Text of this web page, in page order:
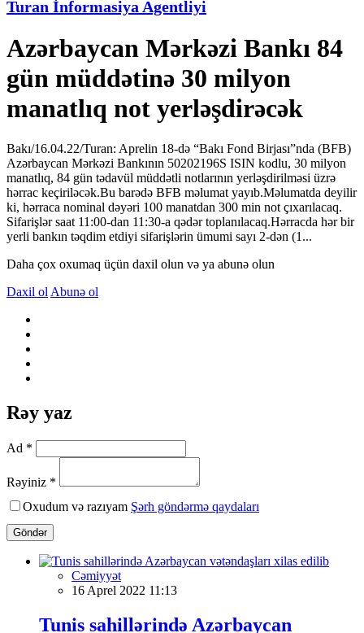
Turan İnformasiya Agentliyi
Azərbaycan Mərkəzi Bankı 84
gün müddətinə 30 milyon
manatlıq not yerləşdirəcək
Bakı/16.04.22/Turan: Aprelin 18-də “Bakı Fond Birjası”nda (BFB)
Azərbaycan Mərkəzi Bankının 50202196S ISIN kodlu, 30 milyon
manatlıq, 84 gün tədavül müddətli notlarının yerləşdirilməsi üzrə
hərrac keçiriləcək.Bu barədə BFB məlumat yayıb.Məlumatda deyilir
ki, hərraca nominal dəyəri 100 manatdan 300 min not çıxarılacaq.
Sifarişlər saat 11:00-dan 11:30-a qədər toplanılacaq.Hərracda hər bir
yerli bankın təqdim etdiyi sifarişlərin ümumi sayı 2-dən (1...
Daha çox oxumaq üçün daxil olun və ya abunə olun
Daxil ol Abunə ol
Rəy yaz
Ad *
Rəyiniz *
Oxudum və razıyam Şərh göndərmə qaydaları
Göndər
Cəmiyyət
16 Aprel 2022 11:13
Tunis sahillərində Azərbaycan